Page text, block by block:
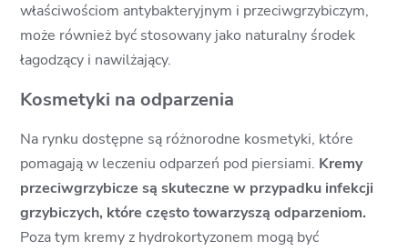
właściwościom antybakteryjnym i przeciwgrzybiczym,
może również być stosowany jako naturalny środek
łagodzący i nawilżający.
Kosmetyki na odparzenia
Na rynku dostępne są różnorodne kosmetyki, które
pomagają w leczeniu odparzeń pod piersiami. Kremy
przeciwgrzybicze są skuteczne w przypadku infekcji
grzybiczych, które często towarzyszą odparzeniom.
Poza tym kremy z hydrokortyzonem mogą być